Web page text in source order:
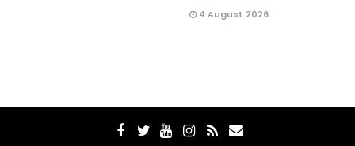
4 August 2026